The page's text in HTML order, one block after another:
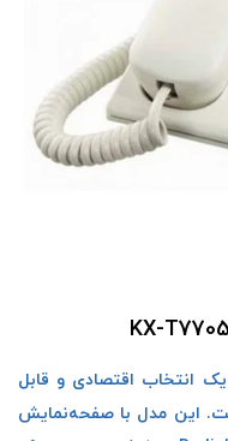
تلفن رومیزی Panasonic KX-T7705X یک انتخاب اقتصادی و قابل
این مدل با صفحه‌نمایش